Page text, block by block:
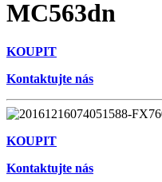
MC563dn
KOUPIT
Kontaktujte nás
KOUPIT
Kontaktujte nás